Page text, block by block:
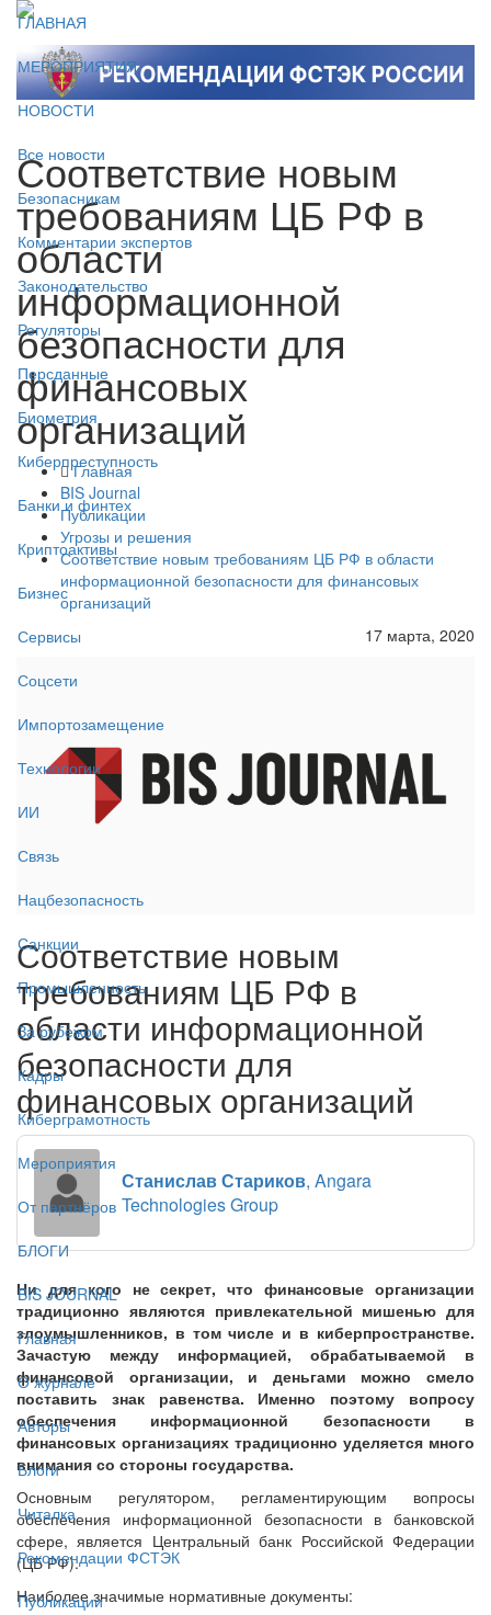
ГЛАВНАЯ
МЕРОПРИЯТИЯ
НОВОСТИ
Все новости
Безопасникам
Комментарии экспертов
Законодательство
Регуляторы
Персданные
Биометрия
Киберпреступность
Банки и финтех
Криптоактивы
Бизнес
Сервисы
Соцсети
Импортозамещение
Технологии
ИИ
Связь
Нацбезопасность
Санкции
Промышленность
За рубежом
Кадры
Киберграмотность
Мероприятия
От партнёров
БЛОГИ
BIS JOURNAL
Главная
О журнале
Авторы
Блоги
Читалка
Рекомендации ФСТЭК
Публикации
Соответствие новым
требованиям ЦБ РФ в
области
информационной
безопасности для
финансовых
организаций
Главная
BIS Journal
Публикации
Угрозы и решения
Соответствие новым требованиям ЦБ РФ в области
информационной безопасности для финансовых
организаций
17 марта, 2020
Соответствие новым
требованиям ЦБ РФ в
области информационной
безопасности для
финансовых организаций
Станислав Стариков, Angara
Technologies Group
Ни для кого не секрет, что финансовые организации
традиционно являются привлекательной мишенью для
злоумышленников, в том числе и в киберпространстве.
Зачастую между информацией, обрабатываемой в
финансовой организации, и деньгами можно смело
поставить знак равенства. Именно поэтому вопросу
обеспечения информационной безопасности в
финансовых организациях традиционно уделяется много
внимания со стороны государства.
Основным регулятором, регламентирующим вопросы
обеспечения информационной безопасности в банковской
сфере, является Центральный банк Российской Федерации
(ЦБ РФ).
Наиболее значимые нормативные документы: